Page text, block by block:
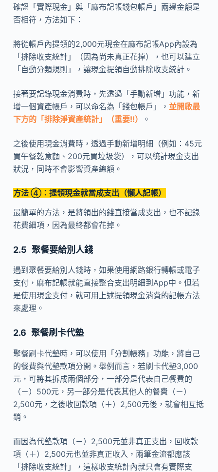
確認「實際現金」與「麻布記帳錢包帳戶」兩邊金額是
否相符，方法如下：
將從帳戶內提領的2,000元現金在麻布記帳App內設為
「排除收支統計」（因為尚未真正花掉），也可以建立
「自動分類規則」，讓現金提領自動排除收支統計。
接著要記錄現金消費時，先透過「手動新增」功能，新
增一個資產帳戶，可以命名為「錢包帳戶」， 並開啟最
下方的「排除淨資產統計」（重要!!）
。
之後使用現金消費時，透過手動新增明細（例如：45元
買午餐乾意麵、200元買垃圾袋），可以統計現金支出
狀況，同時不會影響資產總額。
方法 ④：提領現金就當成支出（懶人記帳）
最簡單的方法，是將領出的錢直接當成支出，也不記錄
花費細項，因為最終都會花掉。
聚餐要給別人錢
遇到聚餐要給別人錢時，如果使用網路銀行轉帳或電子
支付，麻布記帳就能直接整合支出明細到App中。但若
是使用現金支付，就可用上述提領現金消費的記帳方法
來處理。
聚餐刷卡代墊
聚餐刷卡代墊時，可以使用「分割帳務」功能，將自己
的餐費與代墊款項分開。舉例而言，若刷卡代墊3,000
元，可將其拆成兩個部分，一部分是代表自己餐費的
（－）500元，另一部分是代表其他人的餐費（－）
2,500元，之後收回款項（＋）2,500元後，就會相互抵
銷。
而因為代墊款項（－）2,500元並非真正支出，回收款
項（＋）2,500元也並非真正收入，兩筆金流都應該
「排除收支統計」，這樣收支統計內就只會有實際支